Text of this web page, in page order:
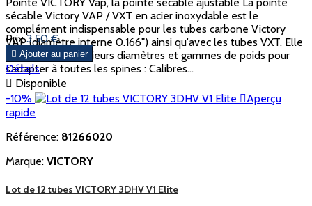
sécable Victory VAP / VXT en acier inoxydable est le
complément indispensable pour les tubes carbone Victory
VAP (diamètre interne 0.166") ainsi qu'avec les tubes VXT. Elle
se décline en plusieurs diamètres et gammes de poids pour
s’adapter à toutes les spines : Calibres...
Prix 3,50 €
 Ajouter au panier
Détails
 Disponible
-10%
Aperçu
rapide
Référence: 81266020
Marque: VICTORY
Lot de 12 tubes VICTORY 3DHV V1 Elite